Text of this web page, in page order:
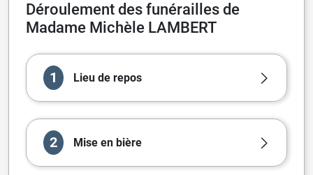
Déroulement des funérailles de
Madame Michèle LAMBERT
1 Lieu de repos
2 Mise en bière